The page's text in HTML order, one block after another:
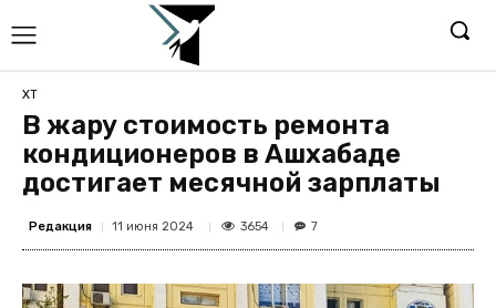
ХТ
В жару стоимость ремонта
кондиционеров в Ашхабаде
достигает месячной зарплаты
Редакция 11 июня 2024 3654 7